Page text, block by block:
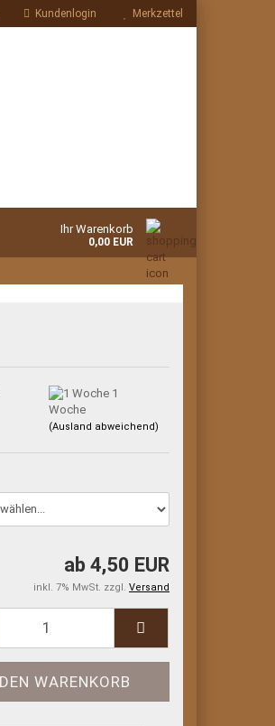
Kundenlogin Merkzettel
Ihr Warenkorb
0,00 EUR
1
Woche
(Ausland abweichend)
ab 4,50 EUR
inkl. 7% MwSt. zzgl. Versand